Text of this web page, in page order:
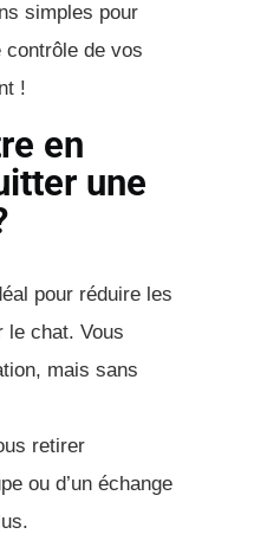
simples pour
de vos
!
en
une
pour réduire les
le chat. Vous
mais sans
retirer
ou d’un échange